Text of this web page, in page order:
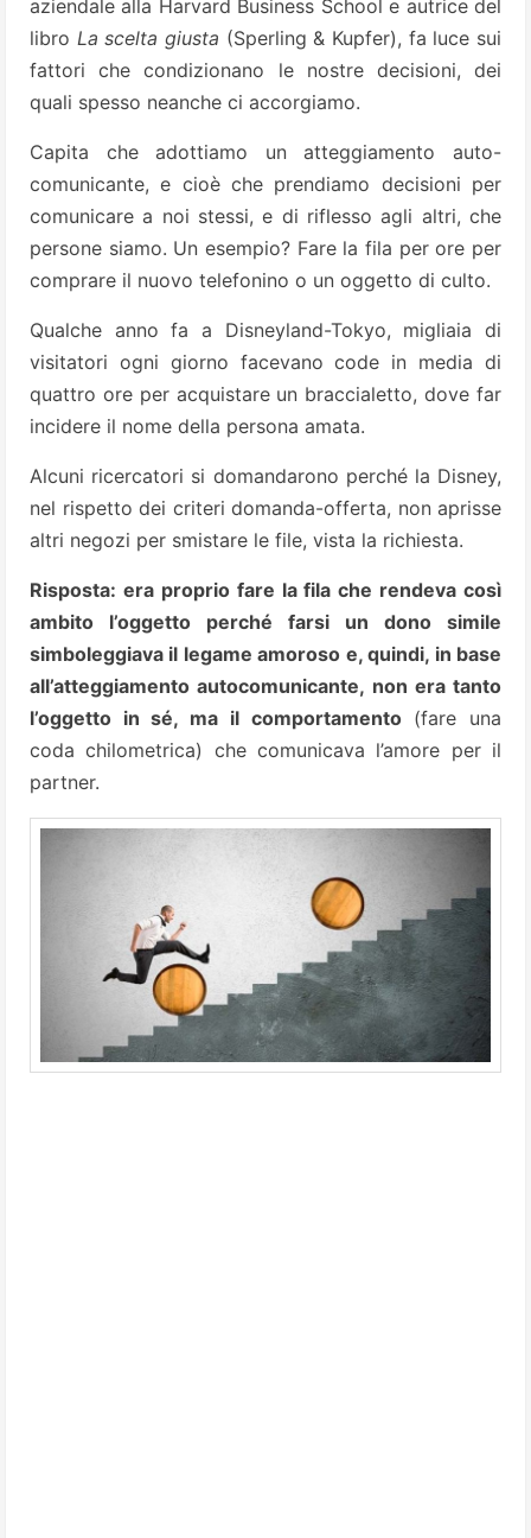
aziendale alla Harvard Business School e autrice del
libro La scelta giusta (Sperling & Kupfer), fa luce sui
fattori che condizionano le nostre decisioni, dei
quali spesso neanche ci accorgiamo.
Capita che adottiamo un atteggiamento auto-
comunicante, e cioè che prendiamo decisioni per
comunicare a noi stessi, e di riflesso agli altri, che
persone siamo. Un esempio? Fare la fila per ore per
comprare il nuovo telefonino o un oggetto di culto.
Qualche anno fa a Disneyland-Tokyo, migliaia di
visitatori ogni giorno facevano code in media di
quattro ore per acquistare un braccialetto, dove far
incidere il nome della persona amata.
Alcuni ricercatori si domandarono perché la Disney,
nel rispetto dei criteri domanda-offerta, non aprisse
altri negozi per smistare le file, vista la richiesta.
Risposta: era proprio fare la fila che rendeva così
ambito l’oggetto perché farsi un dono simile
simboleggiava il legame amoroso e, quindi, in base
all’atteggiamento autocomunicante, non era tanto
l’oggetto in sé, ma il comportamento(fare una
coda chilometrica) che comunicava l’amore per il
partner.